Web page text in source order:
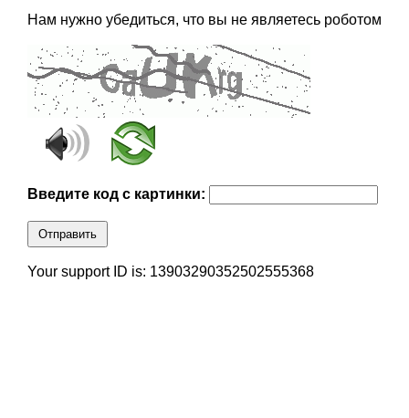
Нам нужно убедиться, что вы не являетесь роботом
Введите код с картинки:
Отправить
Your support ID is: 13903290352502555368